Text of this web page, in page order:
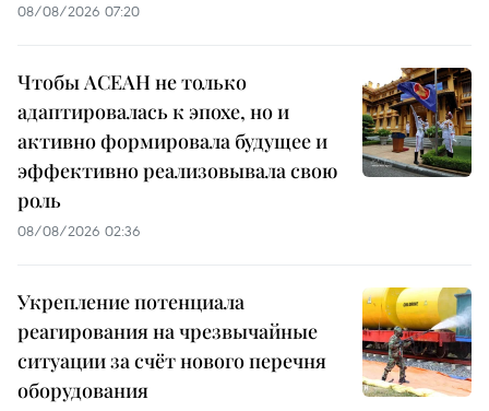
08/08/2026 07:20
Чтобы АСЕАН не только
адаптировалась к эпохе, но и
активно формировала будущее и
эффективно реализовывала свою
роль
08/08/2026 02:36
Укрепление потенциала
реагирования на чрезвычайные
ситуации за счёт нового перечня
оборудования